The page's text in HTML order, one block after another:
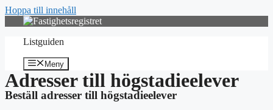
Hoppa till innehåll
Listguiden
Meny
Adresser till högstadieelever
Beställ adresser till högstadieelever